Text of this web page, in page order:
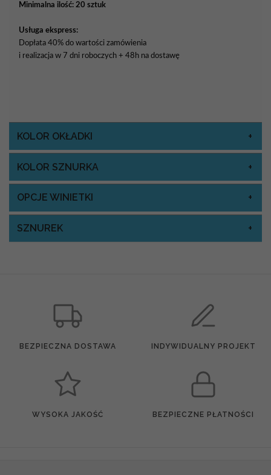
Minimalna ilość: 20 sztuk
Usługa ekspress:
Dopłata 40% do wartości zamówienia
i realizacja w 7 dni roboczych + 48h na dostawę
KOLOR OKŁADKI
KOLOR SZNURKA
OPCJE WINIETKI
SZNUREK
BEZPIECZNA DOSTAWA INDYWIDUALNY PROJEKT
WYSOKA JAKOŚĆ BEZPIECZNE PŁATNOŚCI